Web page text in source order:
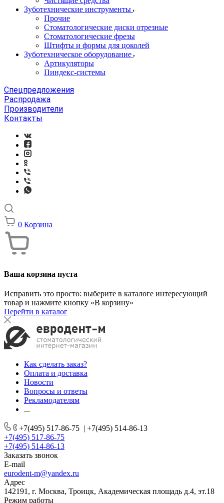
Зуботехнические инструменты
Прочие
Стоматологические диски отрезные
Стоматологические фрезы
Штифты и формы для цоколей
Зуботехническое оборудование
Артикуляторы
Пиндекс-системы
Спецпредложения
Распродажа
Производители
Контакты
0 Корзина
Ваша корзина пуста
Исправить это просто: выберите в каталоге интересующий
товар и нажмите кнопку «В корзину»
Перейти в каталог
Как сделать заказ?
Оплата и доставка
Новости
Вопросы и ответы
Рекламодателям
...
+7(495) 517-86-75 | +7(495) 514-86-13
+7(495) 517-86-75
+7(495) 514-86-13
Заказать звонок
E-mail
eurodent-m@yandex.ru
Адрес
142191, г. Москва, Троицк, Академическая площадь д.4, эт.18
Режим работы